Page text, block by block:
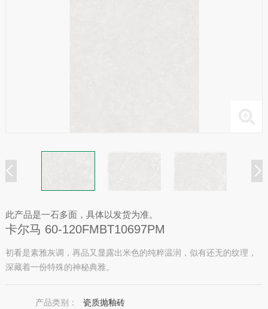
此产品是一石多面，具体以发货为准。
卡尔马 60-120FMBT10697PM
初看是素雅灰调，再品又显露出米色的纯粹温润，似有还无的纹理，
深藏着一份特殊的神秘典雅。
产品类别： 瓷质抛釉砖